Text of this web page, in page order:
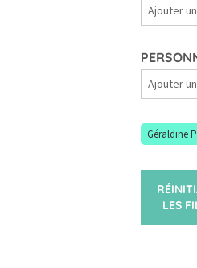
Géraldine
LES